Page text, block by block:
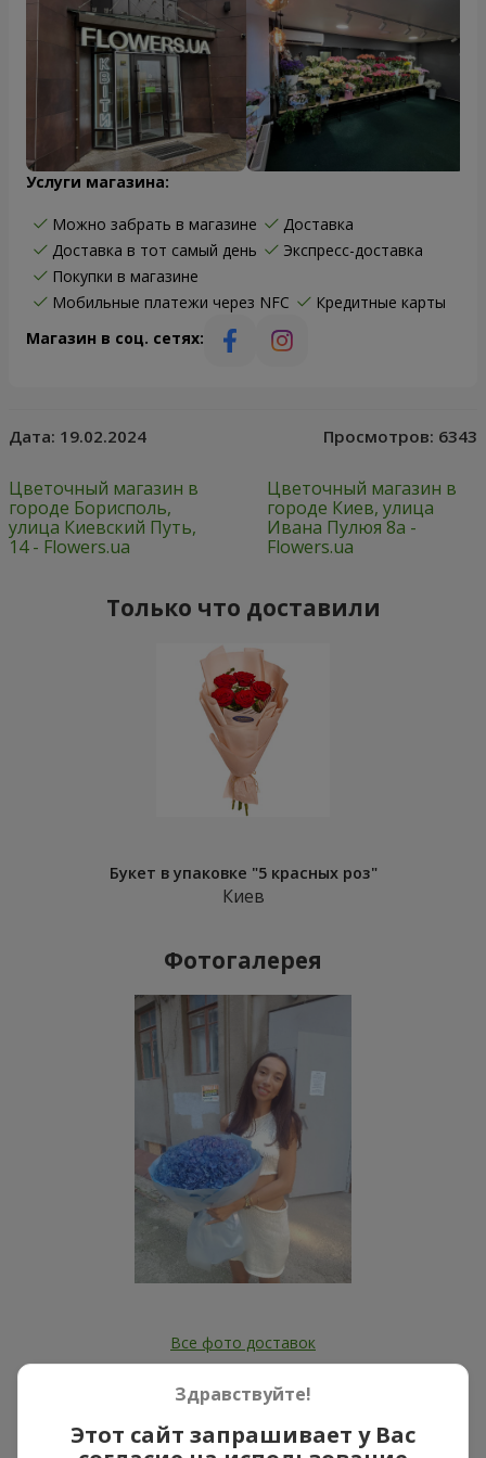
Услуги магазина:
Можно забрать в магазине
Доставка
Доставка в тот самый день
Экспресс-доставка
Покупки в магазине
Мобильные платежи через NFC
Кредитные карты
Магазин в соц. сетях:
Дата: 19.02.2024 Просмотров: 6343
Цветочный магазин в
городе Борисполь,
улица Киевский Путь,
14 - Flowers.ua
Цветочный магазин в
городе Киев, улица
Ивана Пулюя 8а -
Flowers.ua
Только что доставили
Букет в упаковке "5 красных роз"
Киев
Фотогалерея
Все фото доставок
Наши клиенты
Здравствуйте!
Этот сайт запрашивает у Вас